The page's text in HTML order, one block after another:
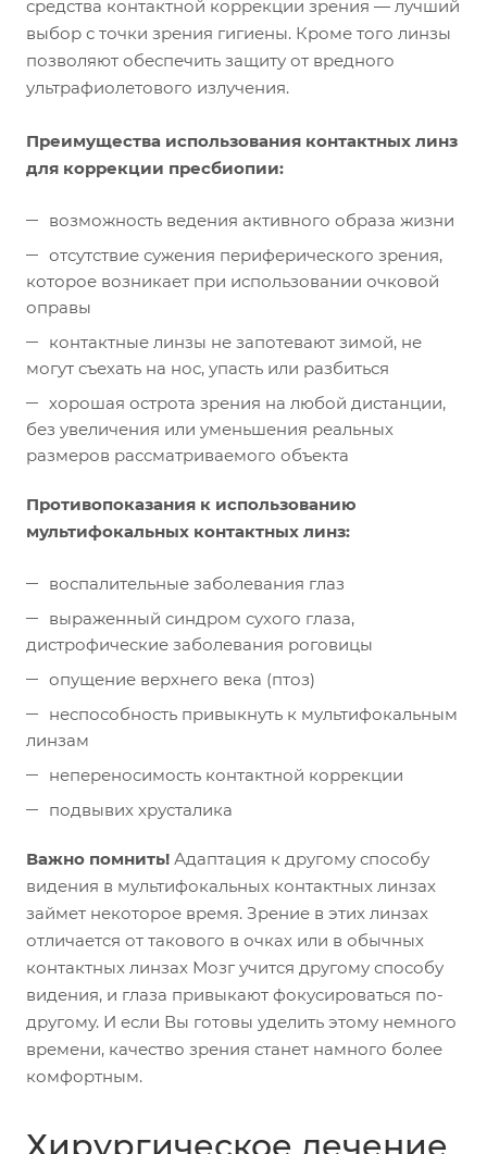
средства контактной коррекции зрения — лучший
выбор с точки зрения гигиены. Кроме того линзы
позволяют обеспечить защиту от вредного
ультрафиолетового излучения.
Преимущества использования контактных линз
для коррекции пресбиопии:
возможность ведения активного образа жизни
отсутствие сужения периферического зрения,
которое возникает при использовании очковой
оправы
контактные линзы не запотевают зимой, не
могут съехать на нос, упасть или разбиться
хорошая острота зрения на любой дистанции,
без увеличения или уменьшения реальных
размеров рассматриваемого объекта
Противопоказания к использованию
мультифокальных контактных линз:
воспалительные заболевания глаз
выраженный синдром сухого глаза,
дистрофические заболевания роговицы
опущение верхнего века (птоз)
неспособность привыкнуть к мультифокальным
линзам
непереносимость контактной коррекции
подвывих хрусталика
Важно помнить! Адаптация к другому способу
видения в мультифокальных контактных линзах
займет некоторое время. Зрение в этих линзах
отличается от такового в очках или в обычных
контактных линзах Мозг учится другому способу
видения, и глаза привыкают фокусироваться по-
другому. И если Вы готовы уделить этому немного
времени, качество зрения станет намного более
комфортным.
Хирургическое лечение